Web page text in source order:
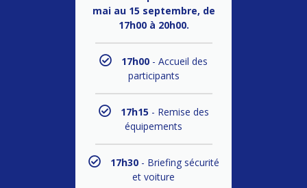
mai au 15 septembre, de
17h00 à 20h00.
17h00 - Accueil des
participants
17h15 - Remise des
équipements
17h30- Briefing sécurité
et voiture